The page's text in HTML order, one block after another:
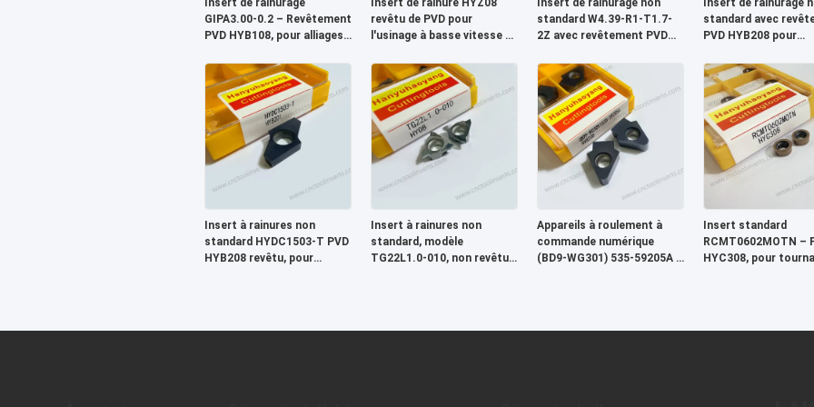
Insert de rainurage
GIPA3.00-0.2 – Revêtement
PVD HYB108, pour alliages
aciers trempés (>55 HRC)
Insert de rainure HYZ08
revêtu de PVD pour
l'usinage à basse vitesse de
62077-09/29/22/A3 (T2706)
Outil de découpe CNC
Insert de rainurage non
standard W4.39-R1-T1.7-
2Z avec revêtement PVD
difficiles à usiner
Insert de rainurage
standard avec
PVD HYB208 pour
Insert à rainures non
standard HYDC1503-T PVD
HYB208 revêtu, pour
Insert à rainures non
standard, modèle
TG22L1.0-010, non revêtu,
Appareils à roulement à
commande numérique
(BD9-WG301) 535-59205A ¢
Insert standard
RCMT0602MOTN –
HYC308, pour